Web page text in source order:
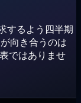
するよう四半期
向き合うのは
ではありませ